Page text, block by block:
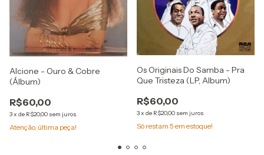
Alcione - Ouro & Cobre
(Álbum)
R$60,00
3x de R$20,00 sem juros
Atenção, última peça!
Os Originais Do Samba - Pra
Que Tristeza (LP, Album)
R$60,00
3x de R$20,00 sem juros
Só restam 5 em estoque!